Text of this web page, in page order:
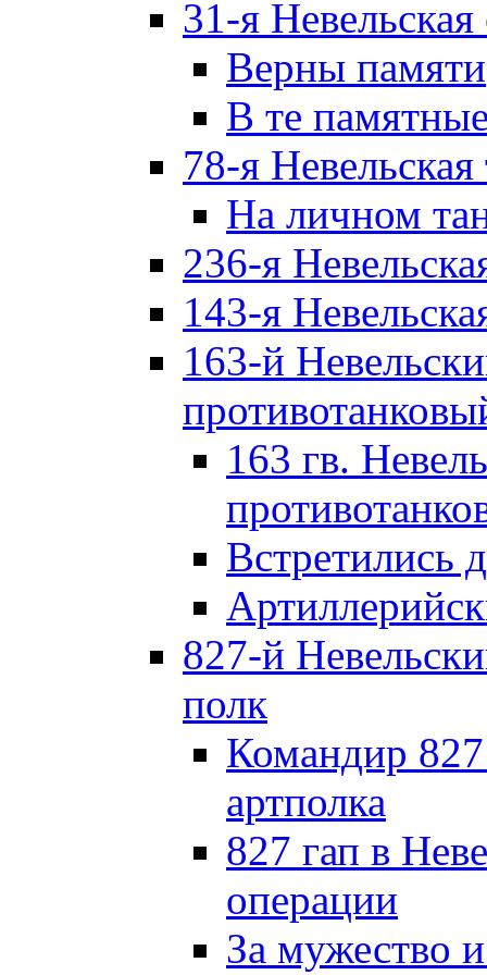
31-я Невельская
Верны памяти
В те
78-я Невельская
На личном
236-я
143-я
163-й
163 гв.
Встретились
827-й
полк
Командир 827
артполка
827 гап в
операции
За мужество